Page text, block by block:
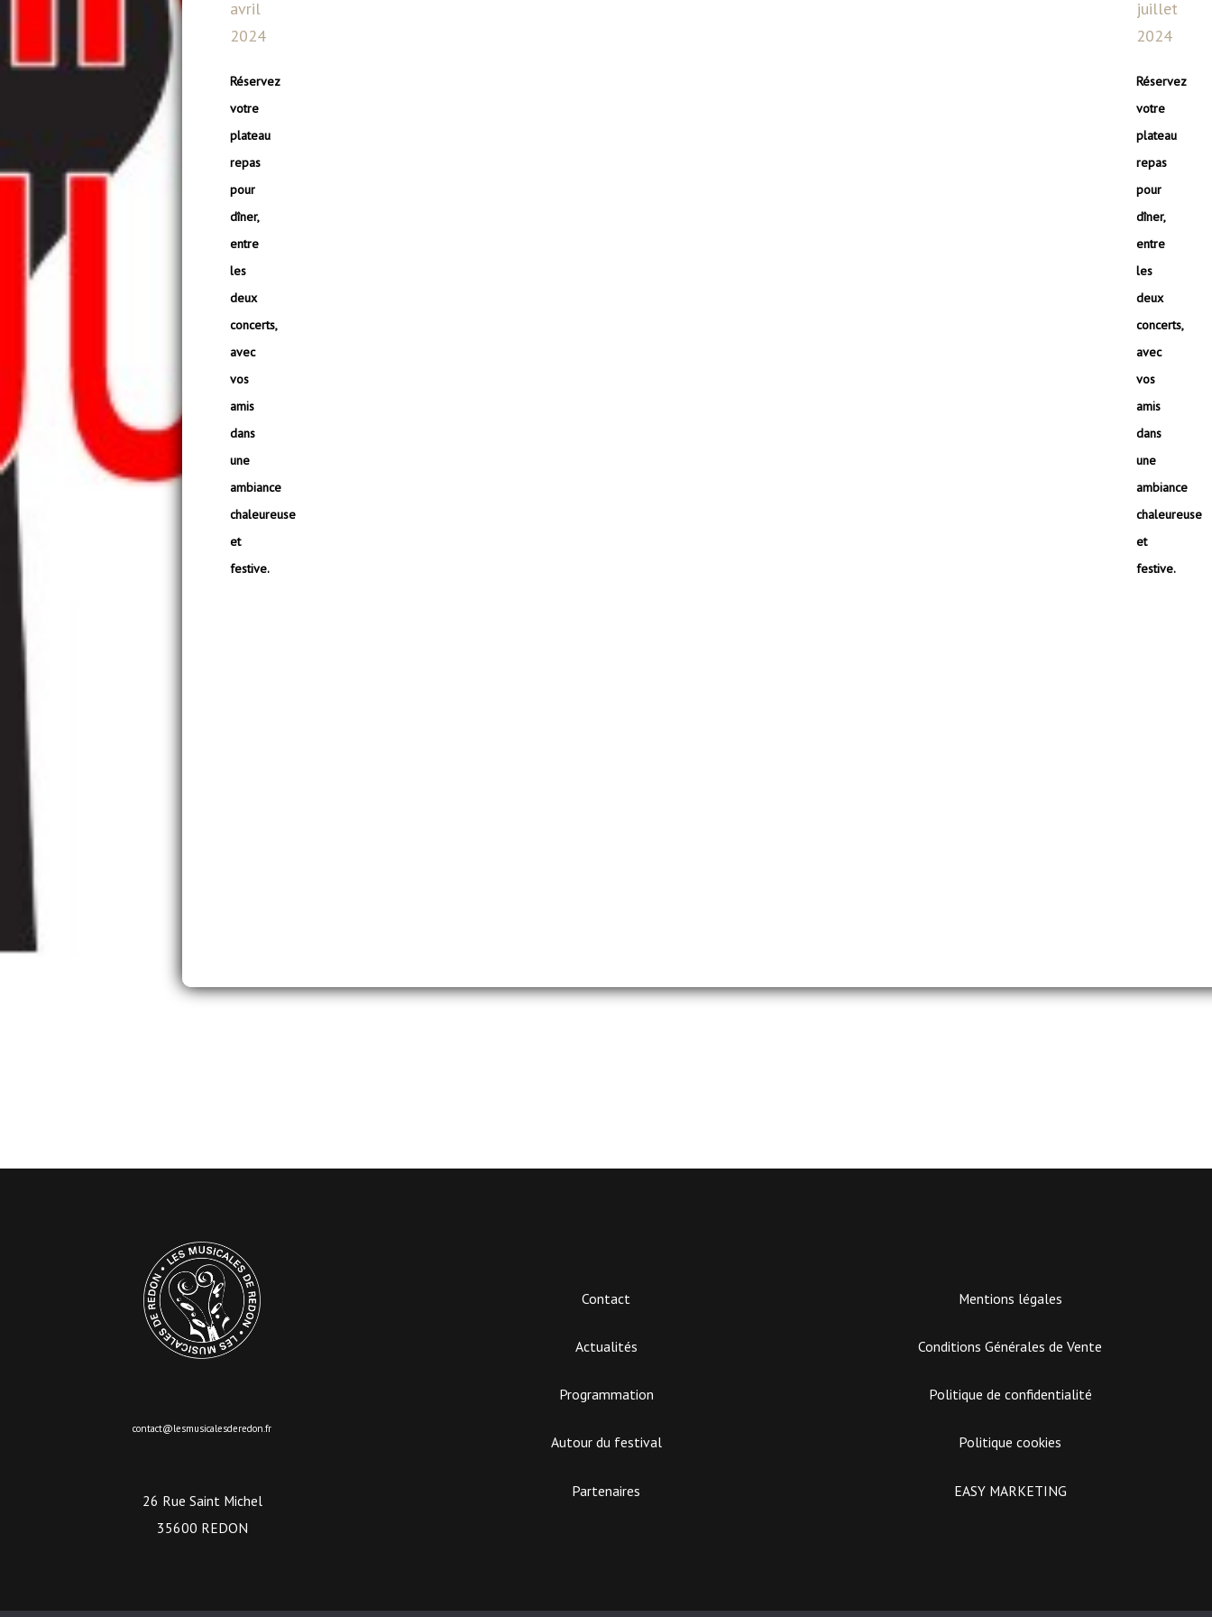
avril
2024
Réservez
votre
plateau
repas
pour
dîner,
entre
les
deux
concerts,
avec
vos
amis
dans
une
ambiance
chaleureuse
et
festive.
juillet
2024
Réservez
votre
plateau
repas
pour
dîner,
entre
les
deux
concerts,
avec
vos
amis
dans
une
ambiance
chaleureuse
et
festive.
contact@lesmusicalesderedon.fr
26 Rue Saint Michel
35600 REDON
Contact
Actualités
Programmation
Autour du festival
Partenaires
Mentions légales
Conditions Générales de Vente
Politique de confidentialité
Politique cookies
EASY MARKETING